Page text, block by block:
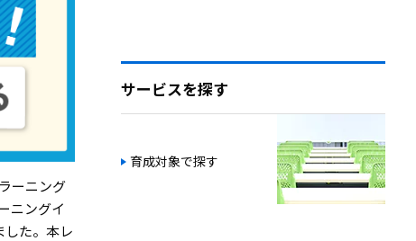
ーニング
ニングイ
た。本レ
サービスを探す
育成対象で探す